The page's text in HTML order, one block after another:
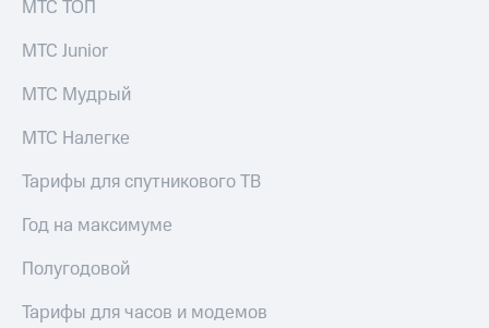
МТС ТОП
МТС Junior
МТС Мудрый
МТС Налегке
Тарифы для спутникового ТВ
Год на максимуме
Полугодовой
Тарифы для часов и модемов